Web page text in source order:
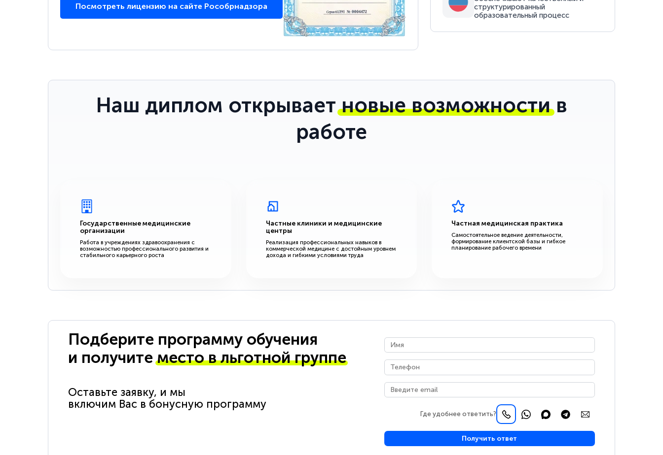
Посмотреть лицензию на сайте Рособрнадзора
структурированный
образовательный процесс
Наш диплом открываетновые возможностив
работе
Государственные медицинские
организации
Работа в учреждениях здравоохранения с
возможностью профессионального развития и
стабильного карьерного роста
Частные клиники и медицинские
центры
Реализация профессиональных навыков в
коммерческой медицине с достойным уровнем
дохода и гибкими условиями труда
Частная медицинская практика
Самостоятельное ведение деятельности,
формирование клиентской базы и гибкое
планирование рабочего времени
Подберите программу обучения
и получитеместо в льготной группе
Оставьте заявку, и мы
включим Вас в бонусную программу
Где удобнее ответить?
Получить ответ